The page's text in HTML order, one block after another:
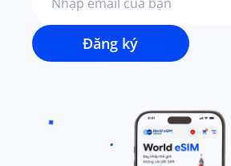
Đăng ký